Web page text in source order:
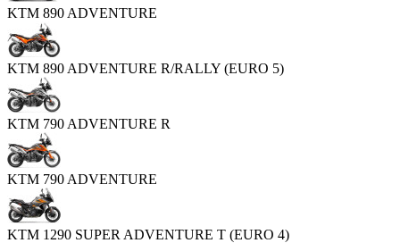
KTM 890 ADVENTURE
KTM 890 ADVENTURE R/RALLY (EURO 5)
KTM 790 ADVENTURE R
KTM 790 ADVENTURE
KTM 1290 SUPER ADVENTURE T (EURO 4)